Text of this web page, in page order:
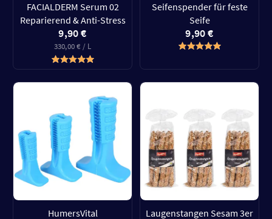
FACIALDERM Serum 02
Reparierend & Anti-Stress
9,90 €
330,00 € / L
Seifenspender für feste
Seife
9,90 €
HumersVital
Laugenstangen Sesam 3er